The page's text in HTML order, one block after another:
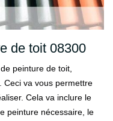
de toit 08300
peinture de toit,
Ceci va vous permettre
Cela va inclure le
peinture nécessaire, le